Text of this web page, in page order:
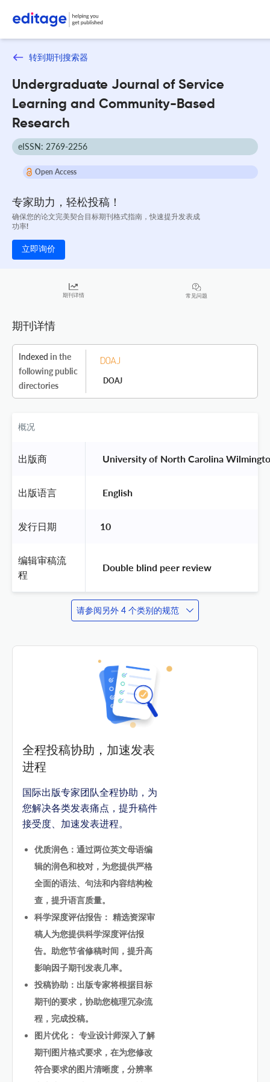
转到期刊搜索器
Undergraduate Journal of Service
Learning and Community-Based
Research
eISSN: 2769-2256
Open Access
专家助力，轻松投稿！
确保您的论文完美契合目标期刊格式指南，快速提升发表成
功率!
立即询价
期刊详情 常见问题
期刊详情
Indexed in the
following public
directories
DOAJ
概况
出版商 University of North Carolina
出版语言 English
发行日期 10
编辑审稿流
程
Double blind peer review
请参阅另外 4 个类别的规范
全程投稿协助，加速发表
进程
国际出版专家团队全程协助，为
您解决各类发表痛点，提升稿件
接受度、加速发表进程。
优质润色：通过两位英文母语编
辑的润色和校对，为您提供严格
全面的语法、句法和内容结构检
查，提升语言质量。
科学深度评估报告： 精选资深审
稿人为您提供科学深度评估报
告。助您节省修稿时间，提升高
影响因子期刊发表几率。
投稿协助：出版专家将根据目标
期刊的要求，协助您梳理冗杂流
程，完成投稿。
图片优化： 专业设计师深入了解
期刊图片格式要求，在为您修改
符合要求的图片清晰度，分辨率